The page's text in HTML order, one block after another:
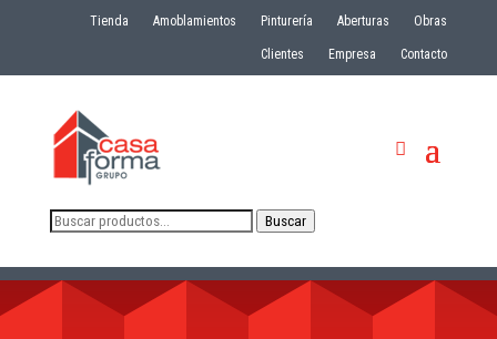
Tienda Amoblamientos Pinturería Aberturas Obras
Clientes Empresa Contacto
Buscar
Buscar